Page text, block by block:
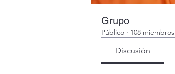
Grupo
Público · 108 miembros
Discusión